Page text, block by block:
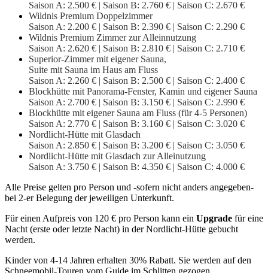
Saison A: 2.500 € | Saison B: 2.760 € | Saison C: 2.670 €
Wildnis Premium Doppelzimmer
Saison A: 2.200 € | Saison B: 2.390 € | Saison C: 2.290 €
Wildnis Premium Zimmer zur Alleinnutzung
Saison A: 2.620 € | Saison B: 2.810 € | Saison C: 2.710 €
Superior-Zimmer mit eigener Sauna,
Suite mit Sauna im Haus am Fluss
Saison A: 2.260 € | Saison B: 2.500 € | Saison C: 2.400 €
Blockhütte mit Panorama-Fenster, Kamin und eigener Sauna
Saison A: 2.700 € | Saison B: 3.150 € | Saison C: 2.990 €
Blockhütte mit eigener Sauna am Fluss (für 4-5 Personen)
Saison A: 2.770 € | Saison B: 3.160 € | Saison C: 3.020 €
Nordlicht-Hütte mit Glasdach
Saison A: 2.850 € | Saison B: 3.200 € | Saison C: 3.050 €
Nordlicht-Hütte mit Glasdach zur Alleinutzung
Saison A: 3.750 € | Saison B: 4.350 € | Saison C: 4.000 €
Alle Preise gelten pro Person und -sofern nicht anders angegeben-
bei 2-er Belegung der jeweiligen Unterkunft.
Für einen Aufpreis von 120 € pro Person kann ein Upgrade für eine
Nacht (erste oder letzte Nacht) in der Nordlicht-Hütte gebucht
werden.
Kinder von 4-14 Jahren erhalten 30% Rabatt. Sie werden auf den
Schneemobil-Touren vom Guide im Schlitten gezogen.